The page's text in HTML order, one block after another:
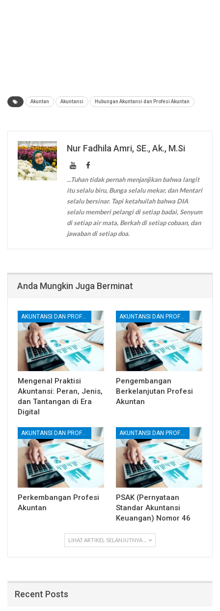
Akuntan Akuntansi Hubungan Akuntansi dan Profesi Akuntan
Nur Fadhila Amri, SE., Ak., M.Si
...Tuhan tidak pernah menjanjikan bahwa langit
itu selalu biru, Bunga selalu mekar, dan Mentari
selalu bersinar. Tapi ketahuilah bahwa DIA
selalu memberi pelangi di setiap badai, Senyum
di setiap air mata, Berkah di setiap cobaan, dan
jawaban di setiap doa.
Anda Mungkin Juga Berminat
AKUNTANSI DAN PROFESI AKUNTAN
Mengenal Praktisi
Akuntansi: Peran, Jenis,
dan Tantangan di Era
Digital
AKUNTANSI DAN PROFESI AKUNTAN
Pengembangan
Berkelanjutan Profesi
Akuntan
AKUNTANSI DAN PROFESI AKUNTAN
Perkembangan Profesi
Akuntan
AKUNTANSI DAN PROFESI AKUNTAN
PSAK (Pernyataan
Standar Akuntansi
Keuangan) Nomor 46
LIHAT ARTIKEL SELANJUTNYA ...
Recent Posts